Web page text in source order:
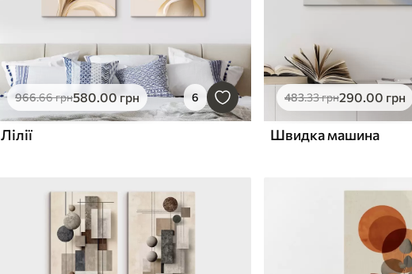
966.66грн580 .00грн 6
Лілії
483.33грн290 .00 грн
Швидка машина